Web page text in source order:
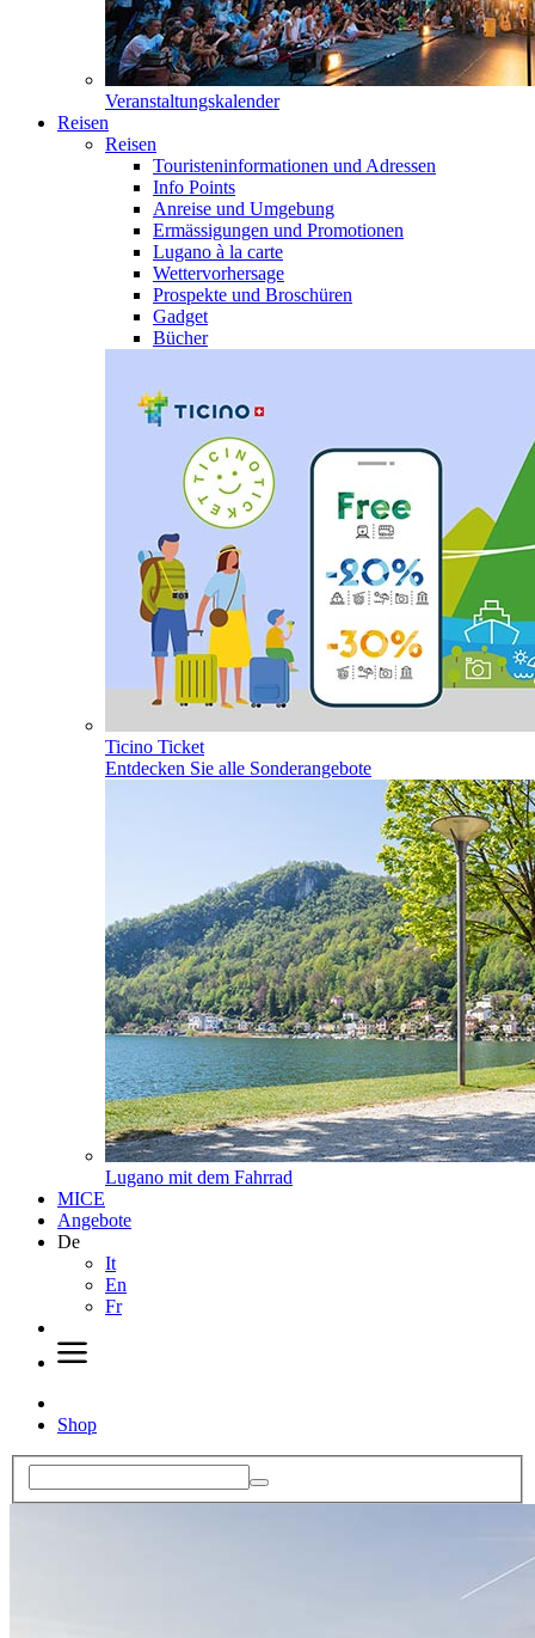
Veranstaltungskalender
Reisen
Reisen
Touristeninformationen und Adressen
Info Points
Anreise und Umgebung
Ermässigungen und Promotionen
Lugano à la carte
Wettervorhersage
Prospekte und Broschüren
Gadget
Bücher
Ticino Ticket
Entdecken Sie alle Sonderangebote
Lugano mit dem Fahrrad
MICE
Angebote
De
It
En
Fr
Shop